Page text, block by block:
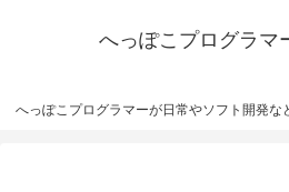
へっぽこプログラマ
へっぽこプログラマーが日常やソフト開発な